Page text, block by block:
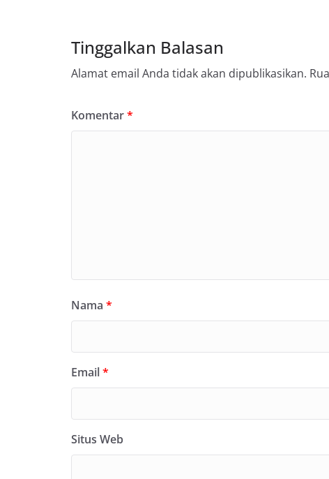
Tinggalkan Balasan
Alamat email Anda tidak akan dipublikasikan.
Komentar*
Nama *
Email*
Situs Web